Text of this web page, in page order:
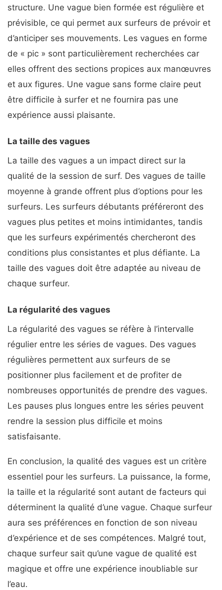
structure. Une vague bien formée est régulière et
prévisible, ce qui permet aux surfeurs de prévoir et
d’anticiper ses mouvements. Les vagues en forme
de « pic » sont particulièrement recherchées car
elles offrent des sections propices aux manœuvres
et aux figures. Une vague sans forme claire peut
être difficile à surfer et ne fournira pas une
expérience aussi plaisante.
La taille des vagues
La taille des vagues a un impact direct sur la
qualité de la session de surf. Des vagues de taille
moyenne à grande offrent plus d’options pour les
surfeurs. Les surfeurs débutants préféreront des
vagues plus petites et moins intimidantes, tandis
que les surfeurs expérimentés chercheront des
conditions plus consistantes et plus défiante. La
taille des vagues doit être adaptée au niveau de
chaque surfeur.
La régularité des vagues
La régularité des vagues se réfère à l’intervalle
régulier entre les séries de vagues. Des vagues
régulières permettent aux surfeurs de se
positionner plus facilement et de profiter de
nombreuses opportunités de prendre des vagues.
Les pauses plus longues entre les séries peuvent
rendre la session plus difficile et moins
satisfaisante.
En conclusion, la qualité des vagues est un critère
essentiel pour les surfeurs. La puissance, la forme,
la taille et la régularité sont autant de facteurs qui
déterminent la qualité d’une vague. Chaque surfeur
aura ses préférences en fonction de son niveau
d’expérience et de ses compétences. Malgré tout,
chaque surfeur sait qu’une vague de qualité est
magique et offre une expérience inoubliable sur
l’eau.